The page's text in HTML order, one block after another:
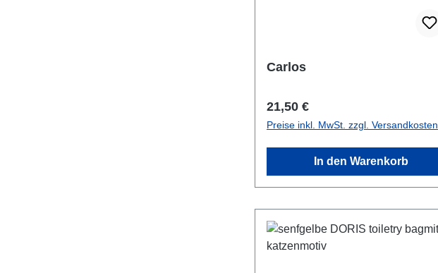
Carlos
Regulärer Preis:
21,50 €
Preise inkl. MwSt. zzgl. Versandkosten
In den Warenkorb